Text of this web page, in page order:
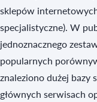
sklepów
specjalistyczne). W
jednoznacznego
popularnych
znaleziono dużej bazy
głównych serwisach